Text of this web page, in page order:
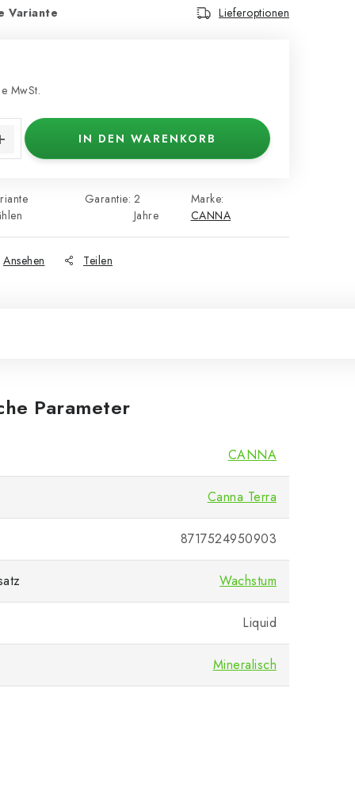
Variante Lieferoptionen
MwSt.
IN DEN WARENKORB
Marke:
CANNA
Garantie: 2
Jahre
Ansehen Teilen
Parameter
CANNA
Canna Terra
8717524950903
Wachstum
Liquid
Mineralisch